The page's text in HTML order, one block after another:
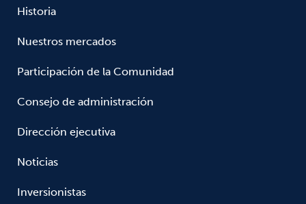
Historia
Nuestros mercados
Participación de la Comunidad
Consejo de administración
Dirección ejecutiva
Noticias
Inversionistas